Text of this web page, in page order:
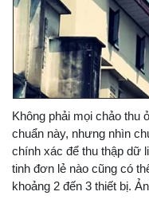
Không phải mọi chảo thu
chuẩn này, nhưng nhìn
chính xác để thu thập dữ
tinh đơn lẻ nào cũng có
khoảng 2 đến 3 thiết bị.